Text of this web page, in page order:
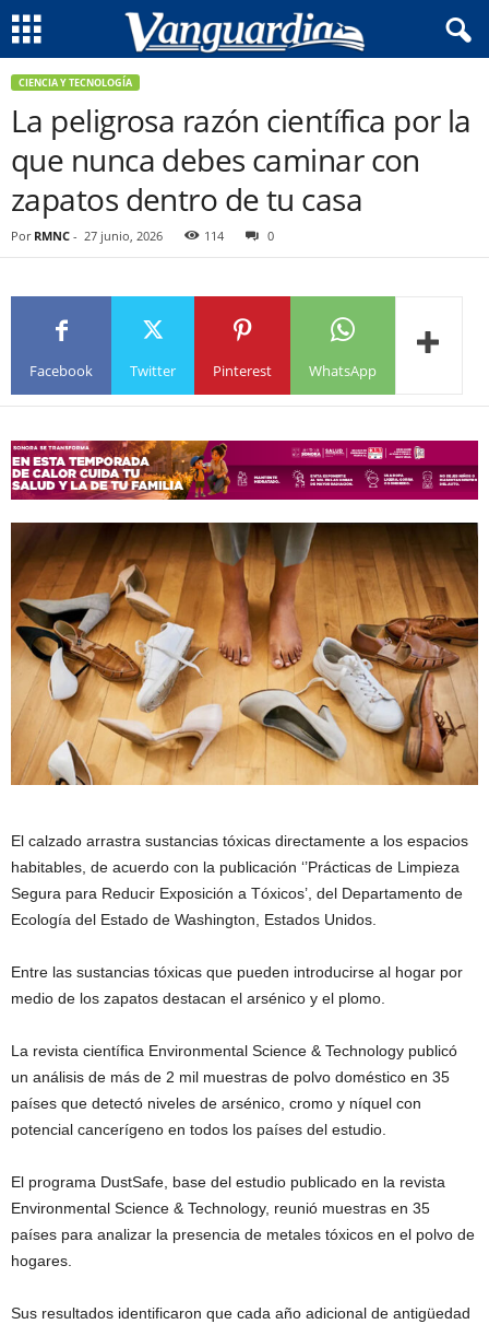
CIENCIA Y TECNOLOGÍA
La peligrosa razón científica por la
que nunca debes caminar con
zapatos dentro de tu casa
Por RMNC - 27 junio, 2026 114 0
Facebook Twitter Pinterest WhatsApp
El calzado arrastra sustancias tóxicas directamente a los espacios
habitables, de acuerdo con la publicación ‘’Prácticas de Limpieza
Segura para Reducir Exposición a Tóxicos’, del Departamento de
Ecología del Estado de Washington, Estados Unidos.
Entre las sustancias tóxicas que pueden introducirse al hogar por
medio de los zapatos destacan el arsénico y el plomo.
La revista científica Environmental Science & Technology publicó
un análisis de más de 2 mil muestras de polvo doméstico en 35
países que detectó niveles de arsénico, cromo y níquel con
potencial cancerígeno en todos los países del estudio.
El programa DustSafe, base del estudio publicado en la revista
Environmental Science & Technology, reunió muestras en 35
países para analizar la presencia de metales tóxicos en el polvo de
hogares.
Sus resultados identificaron que cada año adicional de antigüedad